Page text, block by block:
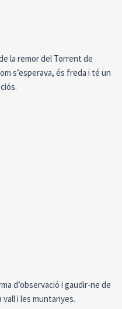
la remor del Torrent de
s’esperava, és freda i té un
d’observació i gaudir-ne de
i les muntanyes.